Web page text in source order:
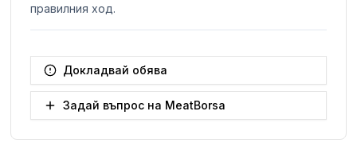
правилния ход.
Докладвай обява
Задай въпрос на MeatBorsa